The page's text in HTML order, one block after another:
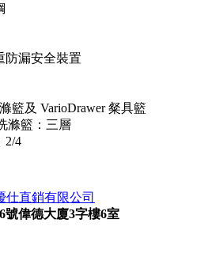
防漏安全裝置
籃及 VarioDrawer 粲具籃
滌籃：三層
2/4
仕直銷有限公司
號偉德大廈3字樓6室